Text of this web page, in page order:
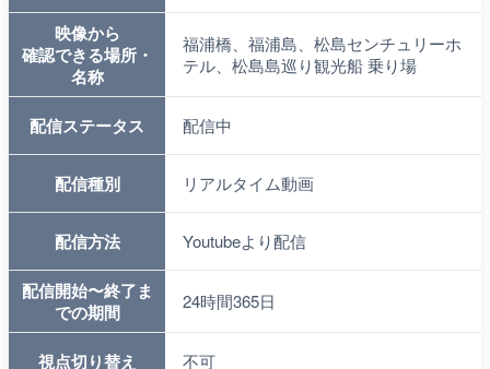
映像から
確認できる場所・
名称
福浦橋、福浦島、松島センチュリーホ
テル、松島島巡り観光船 乗り場
配信ステータス 配信中
配信種別 リアルタイム動画
配信方法 Youtubeより配信
配信開始〜終了ま
での期間
24時間365日
視点切り替え 不可